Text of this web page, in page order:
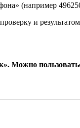
(например
и